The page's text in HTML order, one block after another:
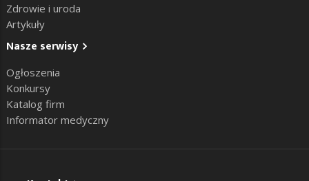
Zdrowie i uroda
Artykuły
Nasze serwisy
Ogłoszenia
Konkursy
Katalog firm
Informator medyczny